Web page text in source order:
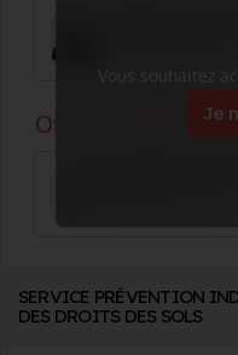
Vous souhaitez
Je
SERVICE PRÉVENTION
DES DROITS DES SOLS